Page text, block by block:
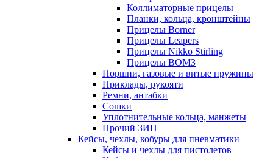
Коллиматорные прицелы
Планки, кольца, кронштейны
Прицелы Borner
Прицелы Leapers
Прицелы Nikko Stirling
Прицелы ВОМЗ
Поршни, газовые и витые пружины
Приклады, рукояти
Ремни, антабки
Сошки
Уплотнительные кольца, манжеты
Прочий ЗИП
Кейсы, чехлы, кобуры для пневматики
Кейсы и чехлы для пистолетов